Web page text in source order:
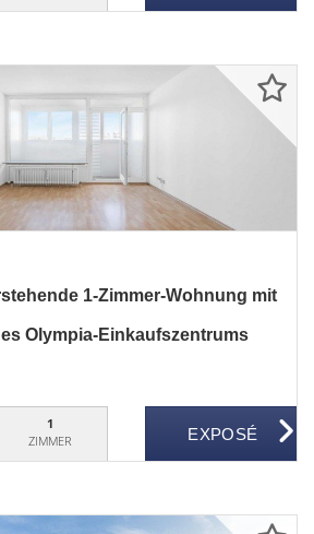
1-Zimmer-Wohnung mit
Olympia-Einkaufszentrums
1
ZIMMER